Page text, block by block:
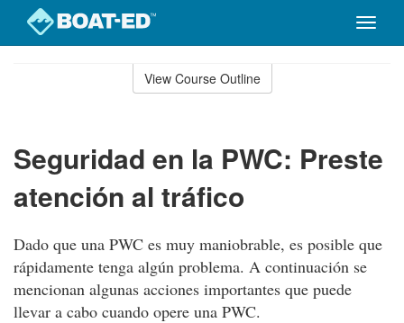
Toggle
View Course Outline
Seguridad en la PWC: Preste
atención al tráfico
Dado que una PWC es muy maniobrable, es posible que
rápidamente tenga algún problema. A continuación se
mencionan algunas acciones importantes que puede
llevar a cabo cuando opere una PWC.